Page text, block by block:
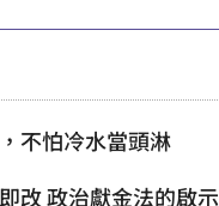
不怕冷水當頭淋
公開透明、有錯即改 政治獻金法的啟示